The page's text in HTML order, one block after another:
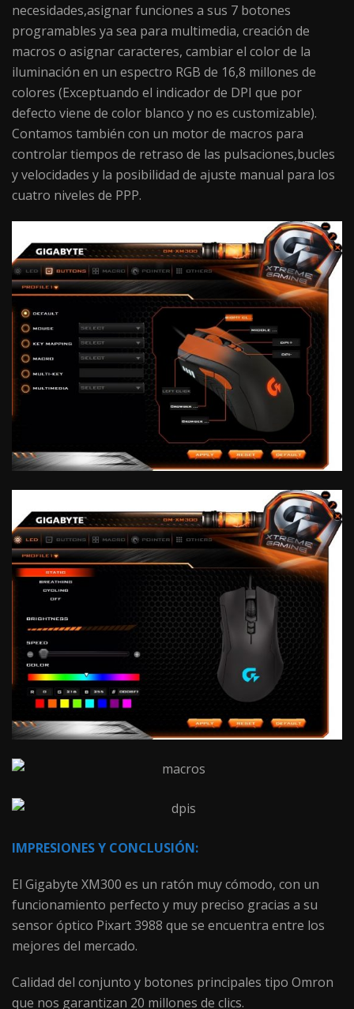
necesidades,asignar funciones a sus 7 botones
programables ya sea para multimedia, creación de
macros o asignar caracteres, cambiar el color de la
iluminación en un espectro RGB de 16,8 millones de
colores (Exceptuando el indicador de DPI que por
defecto viene de color blanco y no es customizable).
Contamos también con un motor de macros para
controlar tiempos de retraso de las pulsaciones,bucles
y velocidades y la posibilidad de ajuste manual para los
cuatro niveles de PPP.
IMPRESIONES Y CONCLUSIÓN:
El Gigabyte XM300 es un ratón muy cómodo, con un
funcionamiento perfecto y muy preciso gracias a su
sensor óptico Pixart 3988 que se encuentra entre los
mejores del mercado.
Calidad del conjunto y botones principales tipo Omron
que nos garantizan 20 millones de clics.